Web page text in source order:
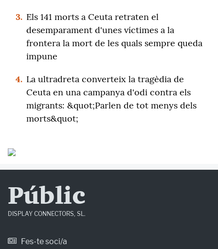
3. Els 141 morts a Ceuta retraten el
desemparament d'unes víctimes a la
frontera la mort de les quals sempre queda
impune
4. La ultradreta converteix la tragèdia de
Ceuta en una campanya d'odi contra els
migrants: &quot;Parlen de tot menys dels
morts&quot;
Públic
DISPLAY CONNECTORS, SL.
Fes-te soci/a